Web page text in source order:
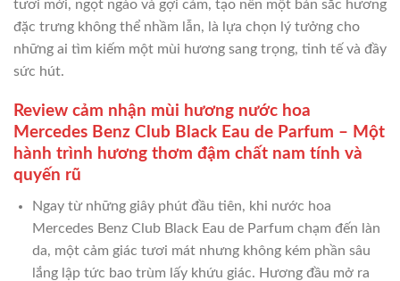
tươi mới, ngọt ngào và gợi cảm, tạo nên một bản sắc hương
đặc trưng không thể nhầm lẫn, là lựa chọn lý tưởng cho
những ai tìm kiếm một mùi hương sang trọng, tinh tế và đầy
sức hút.
Review cảm nhận mùi hương nước hoa
Mercedes Benz Club Black Eau de Parfum – Một
hành trình hương thơm đậm chất nam tính và
quyến rũ
Ngay từ những giây phút đầu tiên, khi nước hoa
Mercedes Benz Club Black Eau de Parfum chạm đến làn
da, một cảm giác tươi mát nhưng không kém phần sâu
lắng lập tức bao trùm lấy khứu giác. Hương đầu mở ra